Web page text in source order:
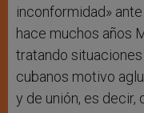
inconformidad»
hace muchos años
tratando
cubanos motivo
y de unión, es decir,